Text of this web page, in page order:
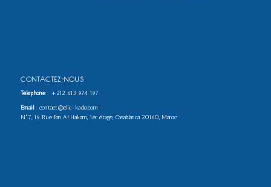
CONTACTEZ-NOUS
Téléphone: +212 613 974 197
Email : contact@clic-kado.com
N°7, 19 Rue Ibn Al Hakam, 1er étage, Casablanca 20160, Maroc